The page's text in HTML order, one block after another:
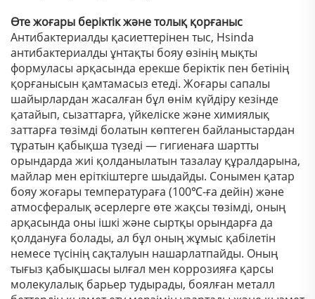
Өте жоғары беріктік және толық қорғаныс
Антибактериалды қасиеттерінен тыс, Hsinda
антибактериалды ұнтақты бояу өзінің мықты
формуласы арқасында ерекше беріктік пен бетінің
қорғанысын қамтамасыз етеді. Жоғары сапалы
шайырлардан жасалған бұл өнім күйдіру кезінде
қатайып, сызаттарға, үйкеліске және химиялық
заттарға төзімді болатын көптеген байланыстардан
тұратын қабықша түзеді — гигиенаға шартты
орындарда жиі қолданылатын тазалау құралдарына,
майлар мен еріткіштерге шыдайды. Сонымен қатар
бояу жоғары температураға (100℃-ға дейін) және
атмосфералық әсерлерге өте жақсы төзімді, оның
арқасында оны ішкі және сыртқы орындарға да
қолдануға болады, ал бұл оның жұмыс қабілетін
немесе түсінің сақталуын нашарлатпайды. Оның
тығыз қабықшасы ылғал мен коррозияға қарсы
молекулалық барьер тудырады, боялған металл